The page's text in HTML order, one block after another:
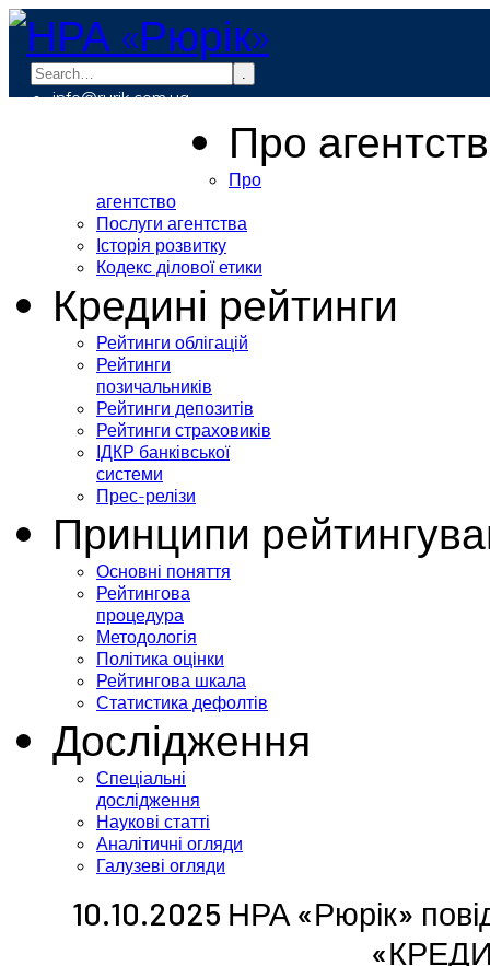
.
info@rurik.com.ua
Про
Про
агентство
Послуги агентства
Історія розвитку
Кодекс ділової етики
Кредині рейтинги
Рейтинги облігацій
Рейтинги
позичальників
Рейтинги депозитів
Рейтинги страховиків
ІДКР банківської
системи
Прес-релізи
Принципи
Основні поняття
Рейтингова
процедура
Методологія
Політика оцінки
Рейтингова шкала
Статистика дефолтів
Дослідження
Спеціальні
дослідження
Наукові статті
Аналітичні огляди
Галузеві огляди
10.10.2025 НРА «Рюрік»